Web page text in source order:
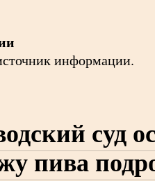
информации.
суд
пива